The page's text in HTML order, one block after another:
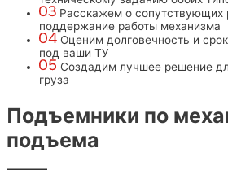
Расскажем о сопутствующих
поддержание работы механизма
Оценим долговечность и
под ваши ТУ
Создадим лучшее решение
груза
Подъемники по
подъема